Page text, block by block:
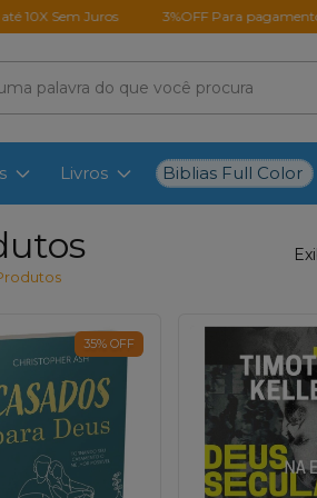
Juros 3%OFF Para pagamentos no Pix
Livros Biblias Full Color
35%OFF